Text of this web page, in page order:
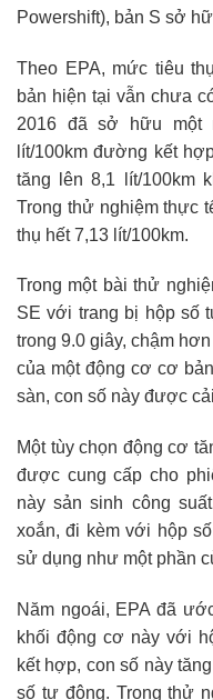
Powershift), bản S sở
Theo EPA, mức tiêu
bản hiện tại vẫn chưa
2016 đã sở hữu một
lít/100km đường kết
tăng lên 8,1 lít/100km
Trong thử nghiệm thực
thụ hết 7,13 lít/100km.
Trong một bài thử
SE với trang bị hộp số
trong 9.0 giây, chậm
của một động cơ cơ
sàn, con số này được
Một tùy chọn động cơ
được cung cấp cho
này sản sinh công
xoắn, đi kèm với hộp
sử dụng như một phần
Năm ngoái, EPA đã
khối động cơ này với
kết hợp, con số này
số tự động. Trong thử